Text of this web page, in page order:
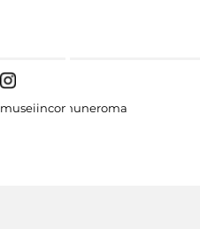
museiincomuneroma